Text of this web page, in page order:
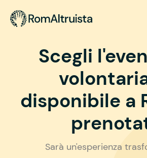
Scegli
disponibile a
Sarà un'esperienza